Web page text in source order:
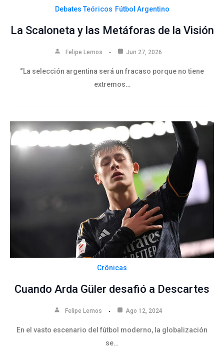
Debates Teóricos Fútbol Argentino
La Scaloneta y las Metáforas de la Visión
Felipe Lemos Jun 27, 2026
“La selección argentina será un fracaso porque no tiene
extremos…
Crônicas
Cuando Arda Güler desafió a Descartes
Felipe Lemos Ago 12, 2024
En el vasto escenario del fútbol moderno, la globalización
se…